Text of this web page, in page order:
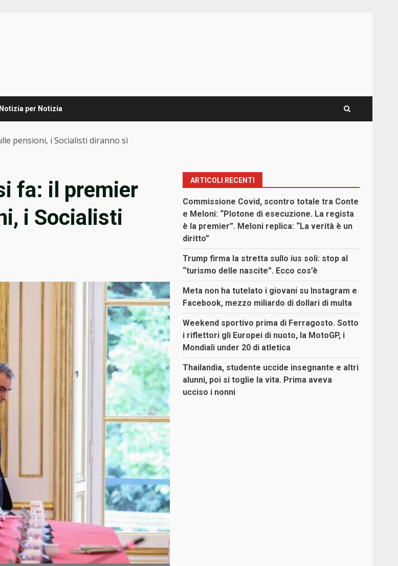
Notizia per Notizia
pensioni, i Socialisti diranno sì
fa: il premier
i Socialisti
ARTICOLI RECENTI
Commissione Covid, scontro totale tra Conte
e Meloni: “Plotone di esecuzione. La regista
è la premier”. Meloni replica: “La verità è un
diritto”
Trump firma la stretta sullo ius soli: stop al
“turismo delle nascite”. Ecco cos’è
Meta non ha tutelato i giovani su Instagram e
Facebook, mezzo miliardo di dollari di multa
Weekend sportivo prima di Ferragosto. Sotto
i riflettori gli Europei di nuoto, la MotoGP, i
Mondiali under 20 di atletica
Thailandia, studente uccide insegnante e altri
alunni, poi si toglie la vita. Prima aveva
ucciso i nonni